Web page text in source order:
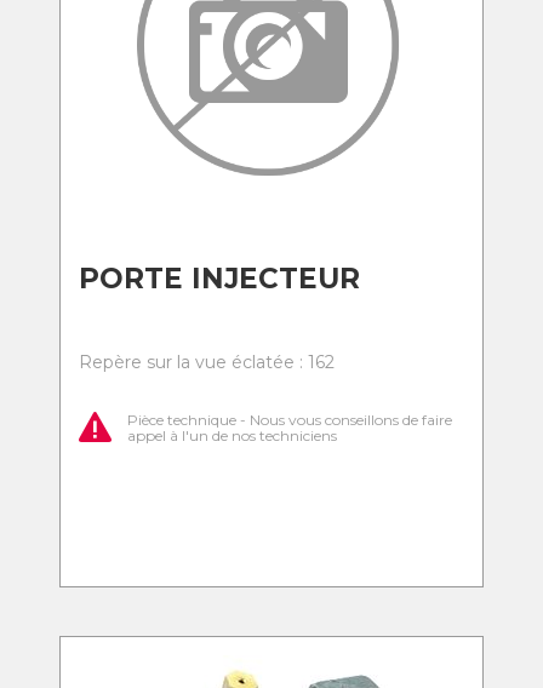
PORTE INJECTEUR
Repère sur la vue éclatée : 162
Pièce technique - Nous vous conseillons de faire
appel à l'un de nos techniciens